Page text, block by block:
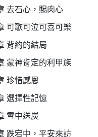
去石心，賜肉心
可歌可泣可喜可樂
背約的結局
蒙神肯定的利甲族
珍惜感恩
選擇性記憶
雪中送炭
跌宕中，平安來訪